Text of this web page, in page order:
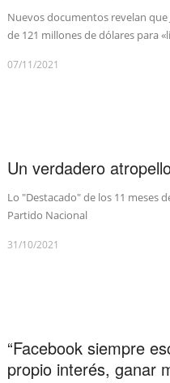
Nuevos documentos revelan
de 121 millones de dólares para
07/11/2021
Un verdadero
Lo "Destacado" de los 11 meses
Partido Nacional
31/10/2021
“Facebook siempre
propio interés, ganar